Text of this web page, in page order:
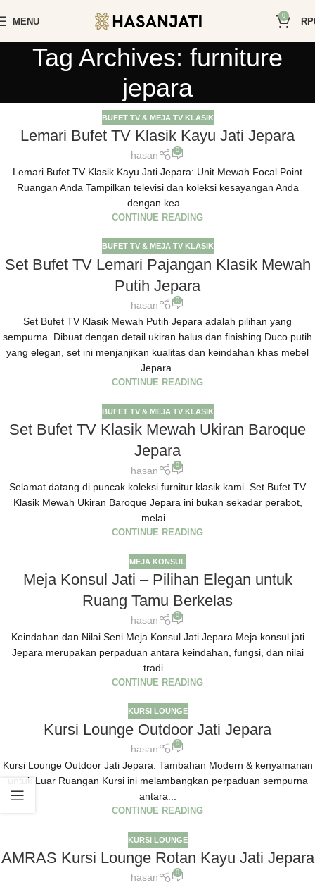
MENU
0
RP
Tag Archives: furniture
jepara
BUFET TV & MEJA TV KLASIK
Lemari Bufet TV Klasik Kayu Jati Jepara
hasan 0
Lemari Bufet TV Klasik Kayu Jati Jepara: Unit Mewah Focal Point
Ruangan Anda Tampilkan televisi dan koleksi kesayangan Anda
dengan kea...
CONTINUE READING
BUFET TV & MEJA TV KLASIK
Set Bufet TV Lemari Pajangan Klasik Mewah
Putih Jepara
hasan 0
Set Bufet TV Klasik Mewah Putih Jepara adalah pilihan yang
sempurna. Dibuat dengan detail ukiran halus dan finishing Duco putih
yang elegan, set ini menjanjikan kualitas dan keindahan khas mebel
Jepara.
CONTINUE READING
BUFET TV & MEJA TV KLASIK
Set Bufet TV Klasik Mewah Ukiran Baroque
Jepara
hasan 0
Selamat datang di puncak koleksi furnitur klasik kami. Set Bufet TV
Klasik Mewah Ukiran Baroque Jepara ini bukan sekadar perabot,
melai...
CONTINUE READING
MEJA KONSUL
Meja Konsul Jati – Pilihan Elegan untuk
Ruang Tamu Berkelas
hasan 0
Keindahan dan Nilai Seni Meja Konsul Jati Jepara Meja konsul jati
Jepara merupakan perpaduan antara keindahan, fungsi, dan nilai
tradi...
CONTINUE READING
KURSI LOUNGE
Kursi Lounge Outdoor Jati Jepara
hasan 0
Kursi Lounge Outdoor Jati Jepara: Tambahan Modern & kenyamanan
untuk Luar Ruangan Kursi ini melambangkan perpaduan sempurna
antara...
CONTINUE READING
KURSI LOUNGE
AMRAS Kursi Lounge Rotan Kayu Jati Jepara
hasan 0